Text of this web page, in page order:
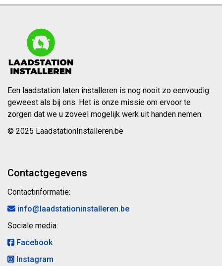
Een laadstation laten installeren is nog nooit zo eenvoudig
geweest als bij ons. Het is onze missie om ervoor te
zorgen dat we u zoveel mogelijk werk uit handen nemen.
© 2025 LaadstationInstalleren.be
Contactgegevens
Contactinformatie:
info@laadstationinstalleren.be
Sociale media:
Facebook
Instagram